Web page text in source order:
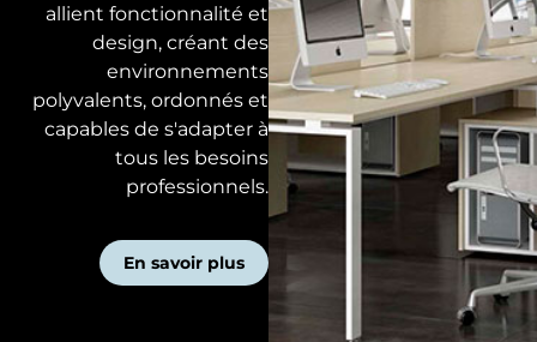
allient fonctionnalité et
design, créant des
environnements
polyvalents, ordonnés et
capables de s'adapter à
tous les besoins
professionnels.
En savoir plus